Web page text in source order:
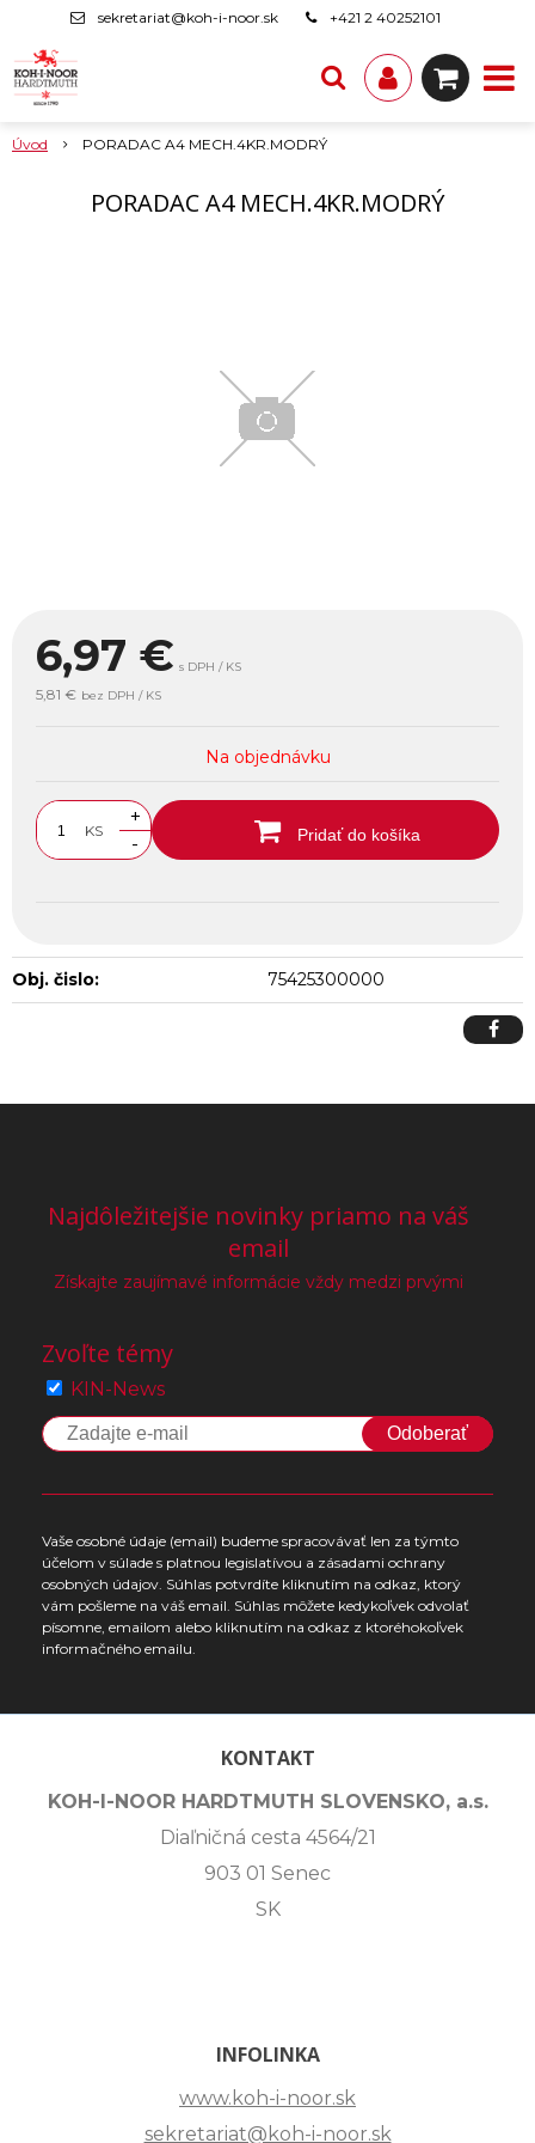
sekretariat@koh-i-noor.sk +421 2 40252101
Úvod PORADAC A4 MECH.4KR.MODRÝ
PORADAC A4 MECH.4KR.MODRÝ
6,97 € s DPH / KS
5,81 € bez DPH / KS
Na objednávku
KS
+
-
Pridať do košíka
Obj. čislo: 75425300000
Najdôležitejšie novinky priamo na váš
email
Získajte zaujímavé informácie vždy medzi prvými
Zvoľte témy
KIN-News
Odoberať
Vaše osobné údaje (email) budeme spracovávať len za týmto
účelom v súlade s platnou legislatívou a zásadami ochrany
osobných údajov. Súhlas potvrdíte kliknutím na odkaz, ktorý
vám pošleme na váš email. Súhlas môžete kedykoľvek odvolať
písomne, emailom alebo kliknutím na odkaz z ktoréhokoľvek
informačného emailu.
KONTAKT
KOH-I-NOOR HARDTMUTH SLOVENSKO, a.s.
Diaľničná cesta 4564/21
903 01 Senec
SK
INFOLINKA
www.koh-i-noor.sk
sekretariat@koh-i-noor.sk